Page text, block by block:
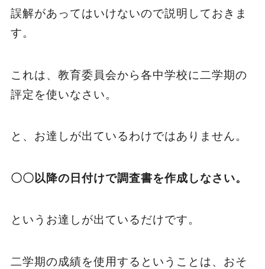
誤解があってはいけないので説明しておきま
す。
これは、教育委員会から各中学校に二学期の
評定を使いなさい。
と、お達しが出ているわけではありません。
〇〇以降の日付けで調査書を作成しなさい。
というお達しが出ているだけです。
二学期の成績を使用するということは、おそ